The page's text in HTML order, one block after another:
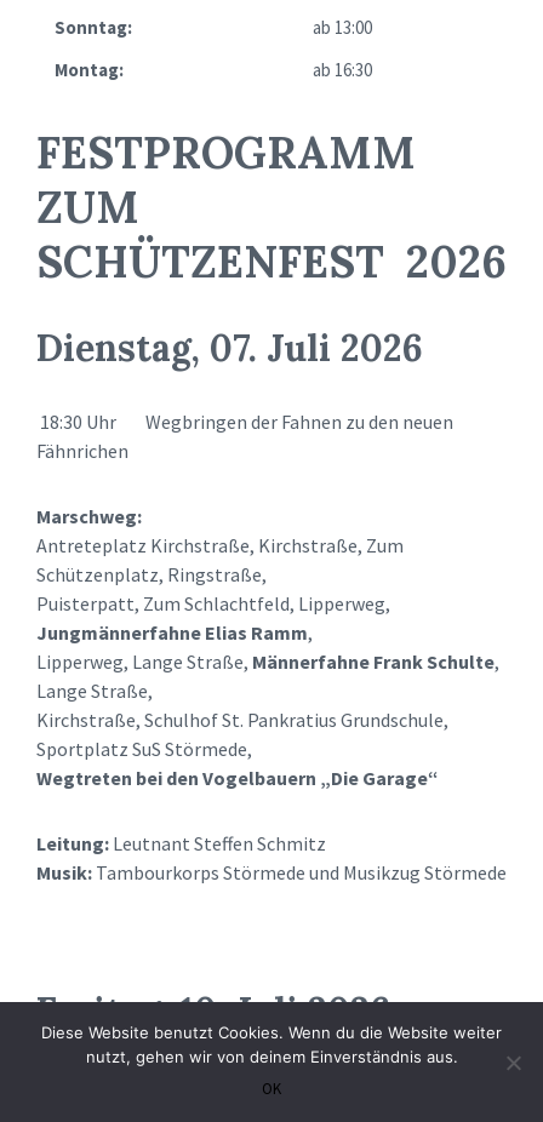
Sonntag:
ab 13:00
Montag:
ab 16:30
FESTPROGRAMM
ZUM
SCHÜTZENFEST 2026
Dienstag, 07. Juli 2026
18:30 Uhr Wegbringen der Fahnen zu den neuen
Fähnrichen
Marschweg:
Antreteplatz Kirchstraße, Kirchstraße, Zum
Schützenplatz, Ringstraße,
Puisterpatt, Zum Schlachtfeld, Lipperweg,
Jungmännerfahne Elias Ramm,
Lipperweg, Lange Straße, Männerfahne Frank Schulte,
Lange Straße,
Kirchstraße, Schulhof St. Pankratius Grundschule,
Sportplatz SuS Störmede,
Wegtreten bei den Vogelbauern „Die Garage“
Leitung: Leutnant Steffen Schmitz
Musik: Tambourkorps Störmede und Musikzug Störmede
Freitag, 10. Juli 2026
vormittags Büsche holen / Leitung: Oberstadjutant
Diese Website benutzt Cookies. Wenn du die Website weiter
nutzt, gehen wir von deinem Einverständnis aus.
OK